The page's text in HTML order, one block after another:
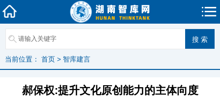
当前位置： 首页 > 智库建言
郝保权:提升文化原创能力的主体向度